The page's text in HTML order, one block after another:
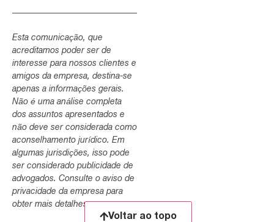
Esta comunicação, que
acreditamos poder ser de
interesse para nossos clientes e
amigos da empresa, destina-se
apenas a informações gerais.
Não é uma análise completa
dos assuntos apresentados e
não deve ser considerada como
aconselhamento jurídico. Em
algumas jurisdições, isso pode
ser considerado publicidade de
advogados. Consulte o aviso de
privacidade da empresa para
obter mais detalhes.
Voltar ao topo